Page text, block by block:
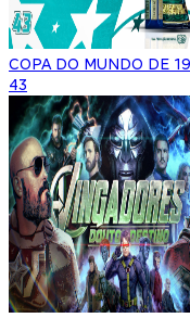
COPA DO MUNDO DE
43